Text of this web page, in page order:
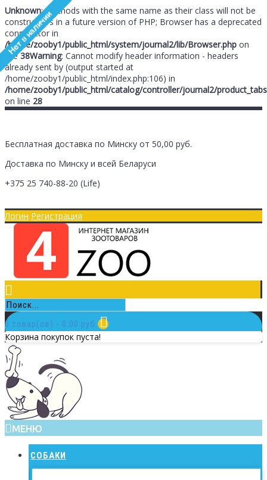
Unknown: Methods with the same name as their class will not be
constructors in a future version of PHP; Browser has a deprecated
constructor in
/home/zooby1/public_html/system/journal2/lib/Browser.php on
line38Warning: Cannot modify header information - headers
already sent by (output started at
/home/zooby1/public_html/index.php:106) in
/home/zooby1/public_html/catalog/controller/journal2/
on line 28
Бесплатная доставка по Минску от 50,00 руб.
Доставка по Минску и всей Беларуси
+375 25 740-88-20 (Life)
Логин Регистрация
0 товар(ов) - 0.00 руб.
Корзина покупок пуста!
МЕНЮ
СОБАКИ